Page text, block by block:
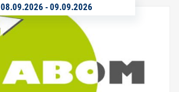
08.09.2026 -09.09.2026